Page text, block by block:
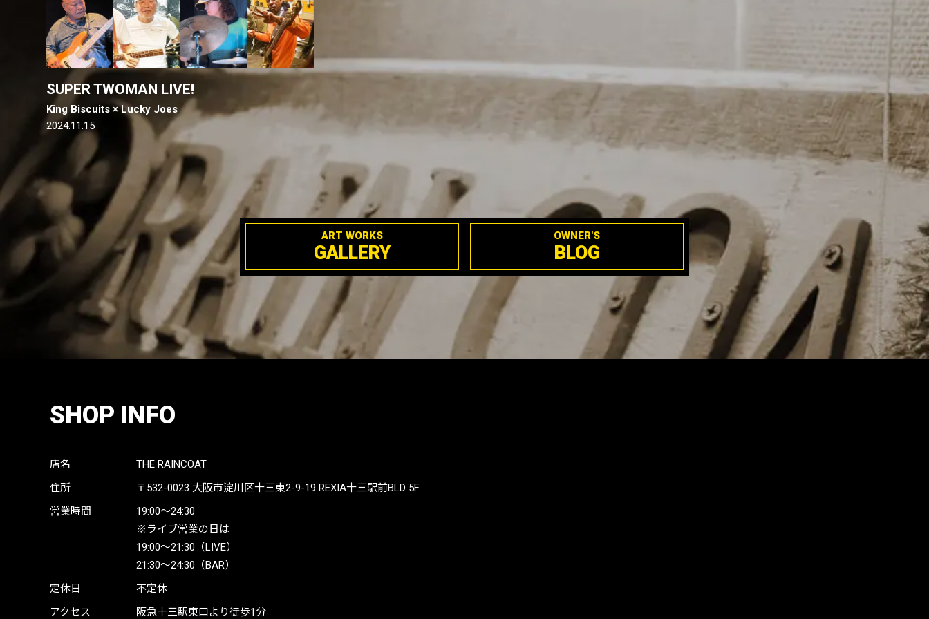
SUPER TWOMAN LIVE!
King Biscuits × Lucky Joes
2024.11.15
ART WORKS
GALLERY
OWNER'S
BLOG
SHOP INFO
店名
THE RAINCOAT
住所
〒532-0023 大阪市淀川区十三東2-9-19 REXIA十三駅前BLD 5F
営業時間
19:00〜24:30
※ライブ営業の日は
19:00〜21:30（LIVE）
21:30〜24:30（BAR）
定休日
不定休
アクセス
阪急十三駅東口より徒歩1分